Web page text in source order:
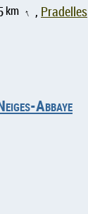
km ↑ , Pradelles
Abbaye